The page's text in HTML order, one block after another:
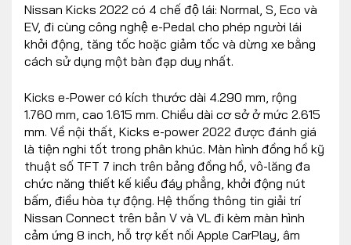
Nissan Kicks 2022 có 4 chế độ lái: Normal, S, Eco và
EV, đi cùng công nghệ e-Pedal cho phép người lái
khởi động, tăng tốc hoặc giảm tốc và dừng xe bằng
cách sử dụng một bàn đạp duy nhất.
Kicks e-Power có kích thước dài 4.290 mm, rộng
1.760 mm, cao 1.615 mm. Chiều dài cơ sở ở mức 2.615
mm. Về nội thất, Kicks e-power 2022 được đánh giá
là tiện nghi tốt trong phân khúc. Màn hình đồng hồ kỹ
thuật số TFT 7 inch trên bảng đồng hồ, vô-lăng đa
chức năng thiết kế kiểu đáy phẳng, khởi động nút
bấm, điều hòa tự động. Hệ thống thông tin giải trí
Nissan Connect trên bản V và VL đi kèm màn hình
cảm ứng 8 inch, hỗ trợ kết nối Apple CarPlay, âm